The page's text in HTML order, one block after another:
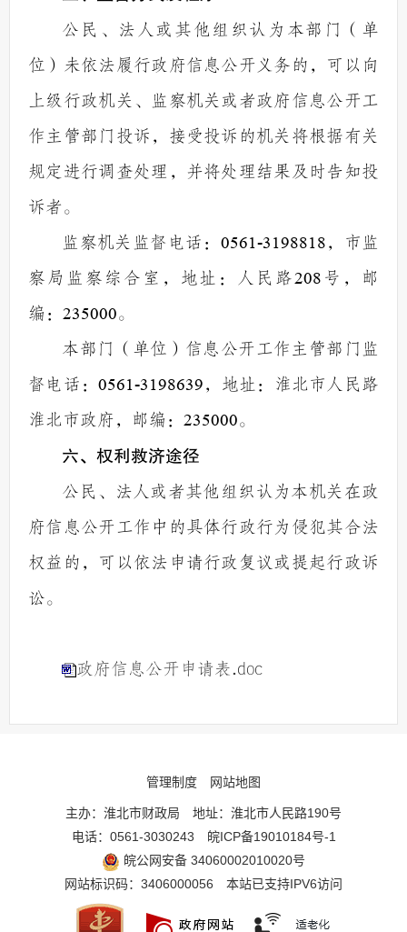
公 民、法人或其他组织认为本部门（单
位）未依法履行政府信息公开义务的，可以向
上级行政机关、监察机关或者政府信息公开工
作主管部门投诉，接受投诉的机关将根据有关
规定进行调查处理，并将处理结果及时告知投
诉者。
监察机关监督电话： 0561-3198818，市监
察局监察综合室，地址：人民路208 号，邮
编： 235000。
本部门（单位）信息公开工作主管部门监
督电话：0561-3198639，地址：淮北市人民路
淮北市政府，邮编： 235000。
六、权利救济途径
公民、法人或者其他组织认为本机关在政
府信息公开工作中的具体行政行为侵犯其合法
权益的，可以依法申请行政复议或提起行政诉
讼。
政府信息公开申请表.doc
管理制度 网站地图
主办：淮北市财政局
地址：淮北市人民路190号
电话：0561-3030243
皖ICP备19010184号-1
皖公网安备 34060002010020号
网站标识码：3406000056
本站已支持IPV6访问